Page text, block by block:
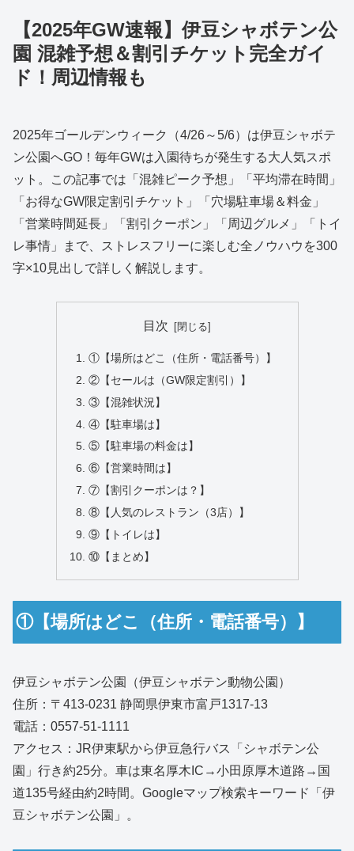
【2025年GW速報】伊豆シャボテン公
園 混雑予想＆割引チケット完全ガイ
ド！周辺情報も
2025年ゴールデンウィーク（4/26～5/6）は伊豆シャボテ
ン公園へGO！毎年GWは入園待ちが発生する大人気スポ
ット。この記事では「混雑ピーク予想」「平均滞在時間」
「お得なGW限定割引チケット」「穴場駐車場＆料金」
「営業時間延長」「割引クーポン」「周辺グルメ」「トイ
レ事情」まで、ストレスフリーに楽しむ全ノウハウを300
字×10見出しで詳しく解説します。
目次
①【場所はどこ（住所・電話番号）】
②【セールは（GW限定割引）】
③【混雑状況】
④【駐車場は】
⑤【駐車場の料金は】
⑥【営業時間は】
⑦【割引クーポンは？】
⑧【人気のレストラン（3店）】
⑨【トイレは】
⑩【まとめ】
①【場所はどこ（住所・電話番号）】
伊豆シャボテン公園（伊豆シャボテン動物公園）
住所：〒413‑0231 静岡県伊東市富戸1317‑13
電話：0557‑51‑1111
アクセス：JR伊東駅から伊豆急行バス「シャボテン公
園」行き約25分。車は東名厚木IC→小田原厚木道路→国
道135号経由約2時間。Googleマップ検索キーワード「伊
豆シャボテン公園」。